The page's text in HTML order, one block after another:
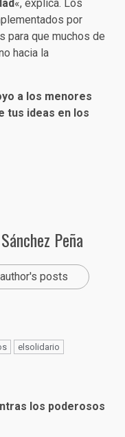
«, explica. Los
por
para que muchos de
hacia la
a los menores
tus ideas en los
Peña
posts
elsolidario
los poderosos